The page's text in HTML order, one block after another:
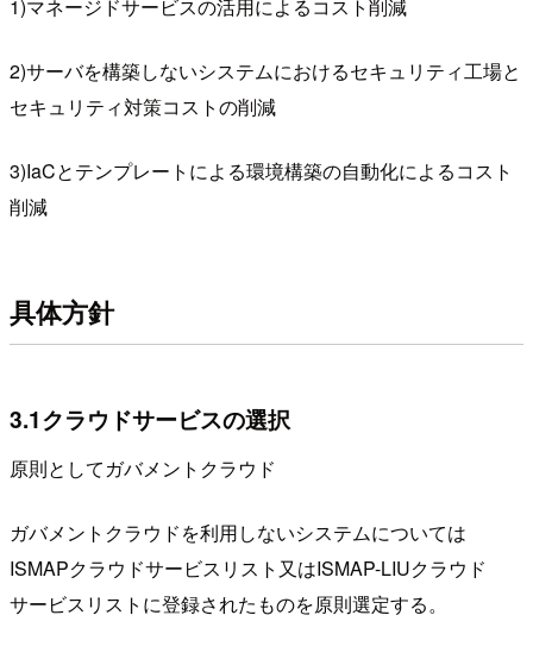
1)マネージドサービスの活用によるコスト削減
2)サーバを構築しないシステムにおけるセキュリティ工場と
セキュリティ対策コストの削減
3)IaCとテンプレートによる環境構築の自動化によるコスト
削減
具体方針
3.1クラウドサービスの選択
原則としてガバメントクラウド
ガバメントクラウドを利用しないシステムについては
ISMAPクラウドサービスリスト又はISMAP-LIUクラウド
サービスリストに登録されたものを原則選定する。